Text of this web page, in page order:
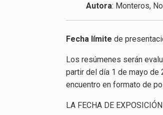
Autora: Monteros,
Fecha límite de
Los resúmenes serán
partir del día 1 de mayo
encuentro en formato de
LA FECHA DE